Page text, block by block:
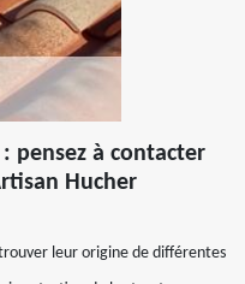
pensez à contacter
Hucher
leur origine de différentes